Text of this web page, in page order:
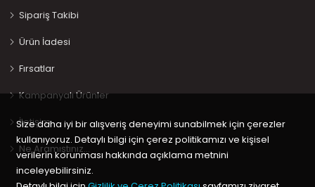
Sipariş Takibi
Ürün İadesi
Fırsatlar
Kampanyalı Ürünler
İletişim
Ne Aramıştınız…
Size daha iyi bir alışveriş deneyimi sunabilmek için çerezler
kullanıyoruz. Detaylı bilgi için çerez politikamızı ve kişisel
verilerin korunması hakkında açıklama metnini
inceleyebilirsiniz.